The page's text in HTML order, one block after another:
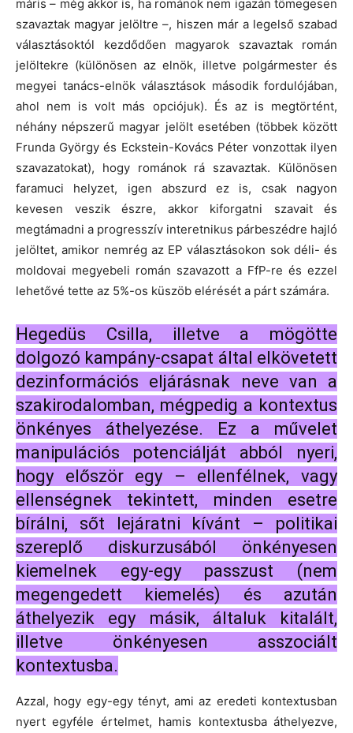
máris – még akkor is, ha románok nem igazán tömegesen
szavaztak magyar jelöltre –, hiszen már a legelső szabad
választásoktól kezdődően magyarok szavaztak román
jelöltekre (különösen az elnök, illetve polgármester és
megyei tanács-elnök választások második fordulójában,
ahol nem is volt más opciójuk). És az is megtörtént,
néhány népszerű magyar jelölt esetében (többek között
Frunda György és Eckstein-Kovács Péter vonzottak ilyen
szavazatokat), hogy románok rá szavaztak. Különösen
faramuci helyzet, igen abszurd ez is, csak nagyon
kevesen veszik észre, akkor kiforgatni szavait és
megtámadni a progresszív interetnikus párbeszédre hajló
jelöltet, amikor nemrég az EP választásokon sok déli- és
moldovai megyebeli román szavazott a FfP-re és ezzel
lehetővé tette az 5%-os küszöb elérését a párt számára.
Hegedüs Csilla, illetve a mögötte
dolgozó kampány-csapat által elkövetett
dezinformációs eljárásnak neve van a
szakirodalomban, mégpedig a kontextus
önkényes áthelyezése. Ez a művelet
manipulációs potenciálját abból nyeri,
hogy először egy – ellenfélnek, vagy
ellenségnek tekintett, minden esetre
bírálni, sőt lejáratni kívánt – politikai
szereplő diskurzusából önkényesen
kiemelnek egy-egy passzust (nem
megengedett kiemelés) és azután
áthelyezik egy másik, általuk kitalált,
illetve önkényesen asszociált
kontextusba.
Azzal, hogy egy-egy tényt, ami az eredeti kontextusban
nyert egyféle értelmet, hamis kontextusba áthelyezve,